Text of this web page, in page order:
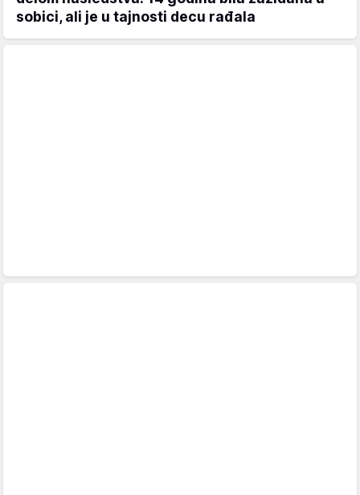
sobici, ali je u tajnosti decu rađala